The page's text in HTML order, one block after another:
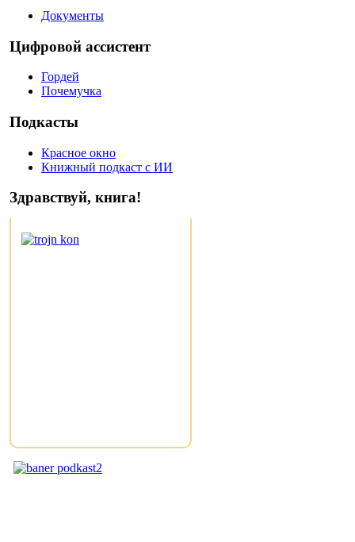
Документы
Цифровой ассистент
Гордей
Почемучка
Подкасты
Красное окно
Книжный подкаст с ИИ
Здравствуй, книга!